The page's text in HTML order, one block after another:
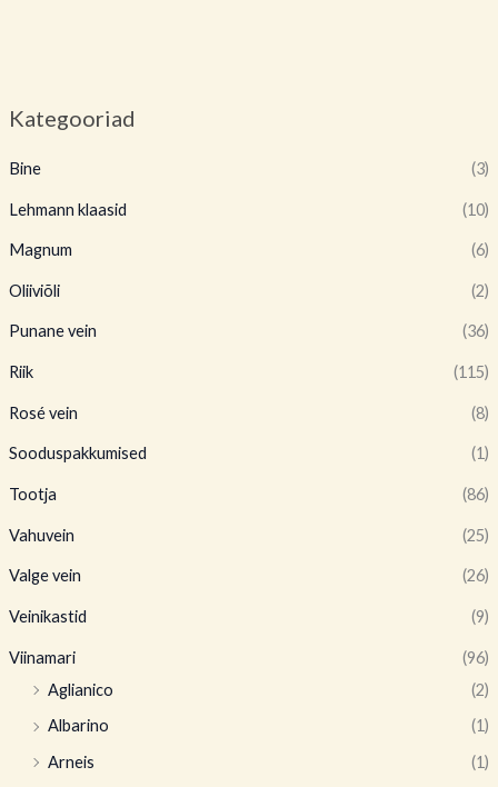
Kategooriad
Bine (3)
Lehmann klaasid (10)
Magnum (6)
Oliiviõli (2)
Punane vein (36)
Riik (115)
Rosé vein (8)
Sooduspakkumised (1)
Tootja (86)
Vahuvein (25)
Valge vein (26)
Veinikastid (9)
Viinamari
(96)
Aglianico
(2)
Albarino
(1)
Arneis
(1)